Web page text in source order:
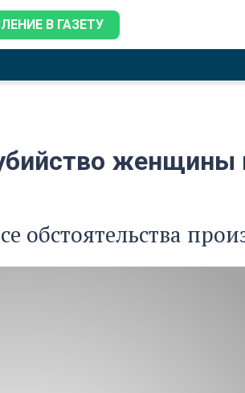
В ГАЗЕТУ
женщины
обстоятельства